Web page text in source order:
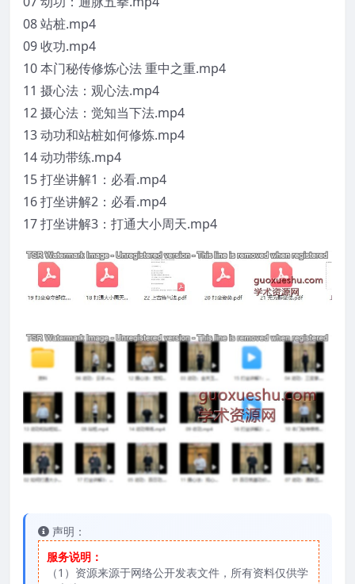
08 站桩.mp4
09 收功.mp4
10 本门秘传修炼心法 重中之重.mp4
11 摄心法：观心法.mp4
12 摄心法：觉知当下法.mp4
13 动功和站桩如何修炼.mp4
14 动功带练.mp4
15 打坐讲解1：必看.mp4
16 打坐讲解2：必看.mp4
17 打坐讲解3：打通大小周天.mp4
声明：
服务说明：
（1）资源来源于网络公开发表文件，所有资料仅供学